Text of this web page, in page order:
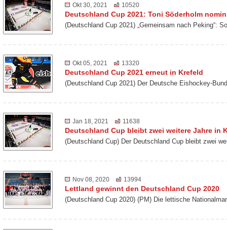
Okt 30, 2021 10520
Deutschland Cup 2021: Toni Söderholm
(Deutschland Cup 2021) „Gemeinsam nach Peking“:
Okt 05, 2021 13320
Deutschland Cup 2021 erneut in Krefeld
(Deutschland Cup 2021) Der Deutsche Eishockey-
Jan 18, 2021 11638
Deutschland Cup bleibt zwei weitere Jahre in
(Deutschland Cup) Der Deutschland Cup bleibt zwei
Nov 08, 2020 13994
Lettland gewinnt den Deutschland Cup 2020
(Deutschland Cup 2020) (PM) Die lettische